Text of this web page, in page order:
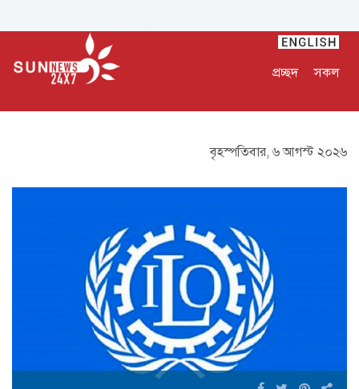
প্রচ্ছদ সকল
বৃহস্পতিবার, ৬ আগস্ট ২০২৬